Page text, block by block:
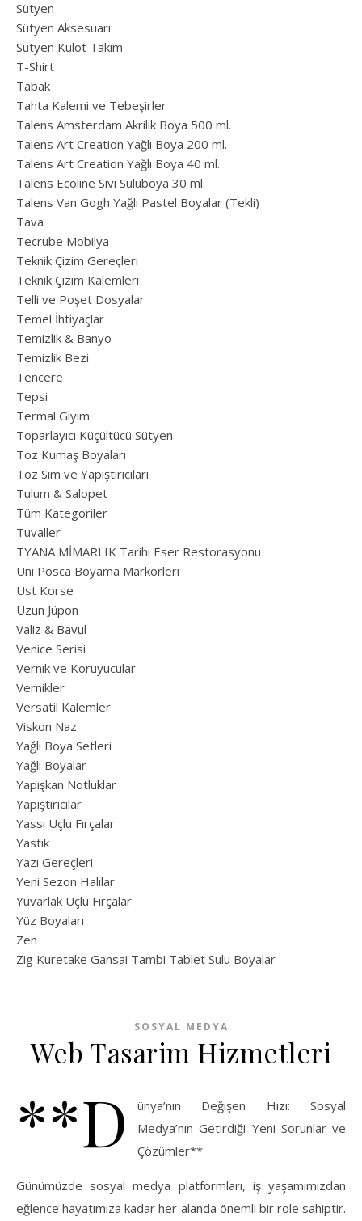
Sütyen
Sütyen Aksesuarı
Sütyen Külot Takım
T-Shirt
Tabak
Tahta Kalemi ve Tebeşirler
Talens Amsterdam Akrilik Boya 500 ml.
Talens Art Creation Yağlı Boya 200 ml.
Talens Art Creation Yağlı Boya 40 ml.
Talens Ecoline Sıvı Suluboya 30 ml.
Talens Van Gogh Yağlı Pastel Boyalar (Tekli)
Tava
Tecrube Mobilya
Teknik Çizim Gereçleri
Teknik Çizim Kalemleri
Telli ve Poşet Dosyalar
Temel İhtiyaçlar
Temizlik & Banyo
Temizlik Bezi
Tencere
Tepsi
Termal Giyim
Toparlayıcı Küçültücü Sütyen
Toz Kumaş Boyaları
Toz Sim ve Yapıştırıcıları
Tulum & Salopet
Tüm Kategoriler
Tuvaller
TYANA MİMARLIK Tarihi Eser Restorasyonu
Uni Posca Boyama Markörleri
Üst Korse
Uzun Jüpon
Valiz & Bavul
Venice Serisi
Vernik ve Koruyucular
Vernikler
Versatil Kalemler
Viskon Naz
Yağlı Boya Setleri
Yağlı Boyalar
Yapışkan Notluklar
Yapıştırıcılar
Yassı Uçlu Fırçalar
Yastık
Yazı Gereçleri
Yeni Sezon Halılar
Yuvarlak Uçlu Fırçalar
Yüz Boyaları
Zen
​Zig Kuretake Gansai Tambi Tablet Sulu Boyalar
SOSYAL MEDYA
Web Tasarim Hizmetleri
**D
ünya’nın Değişen Hızı: Sosyal
Medya’nın Getirdiği Yeni Sorunlar ve
Çözümler**
Günümüzde sosyal medya platformları, iş yaşamımızdan
eğlence hayatımıza kadar her alanda önemli bir role sahiptir.